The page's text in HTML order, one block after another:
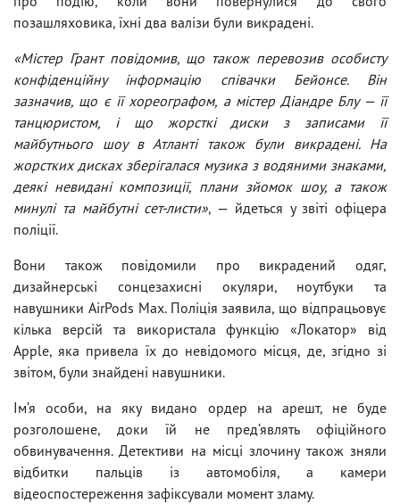
позашляховика, їхні два валізи були викрадені.
«Містер Грант повідомив, що також перевозив особисту
конфіденційну інформацію співачки Бейонсе. Він
зазначив, що є її хореографом, а містер Діандре Блу — її
танцюристом, і що жорсткі диски з записами її
майбутнього шоу в Атланті також були викрадені. На
жорстких дисках зберігалася музика з водяними знаками,
деякі невидані композиції, плани зйомок шоу, а також
минулі та майбутні сет-листи», — йдеться у звіті офіцера
поліції.
Вони також повідомили про викрадений одяг,
дизайнерські сонцезахисні окуляри, ноутбуки та
навушники AirPods Max. Поліція заявила, що відпрацьовує
кілька версій та використала функцію «Локатор» від
Apple, яка привела їх до невідомого місця, де, згідно зі
звітом, були знайдені навушники.
Ім’я особи, на яку видано ордер на арешт, не буде
розголошене, доки їй не пред’являть офіційного
обвинувачення. Детективи на місці злочину також зняли
відбитки пальців із автомобіля, а камери
відеоспостереження зафіксували момент зламу.